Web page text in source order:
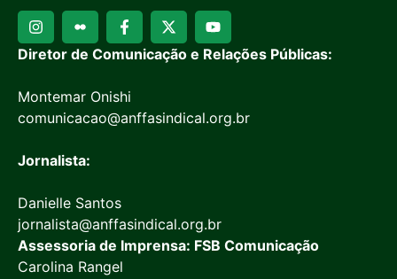
Diretor de Comunicação e Relações Públicas:
Montemar Onishi
comunicacao@anffasindical.org.br
Jornalista:
Danielle Santos
jornalista@anffasindical.org.br
Assessoria de Imprensa: FSB Comunicação
Carolina Rangel